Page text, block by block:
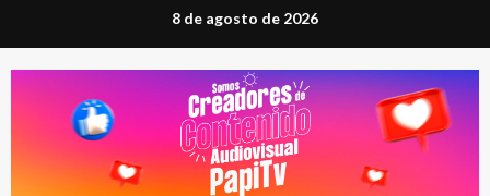
al
contenido
8 de agosto de 2026